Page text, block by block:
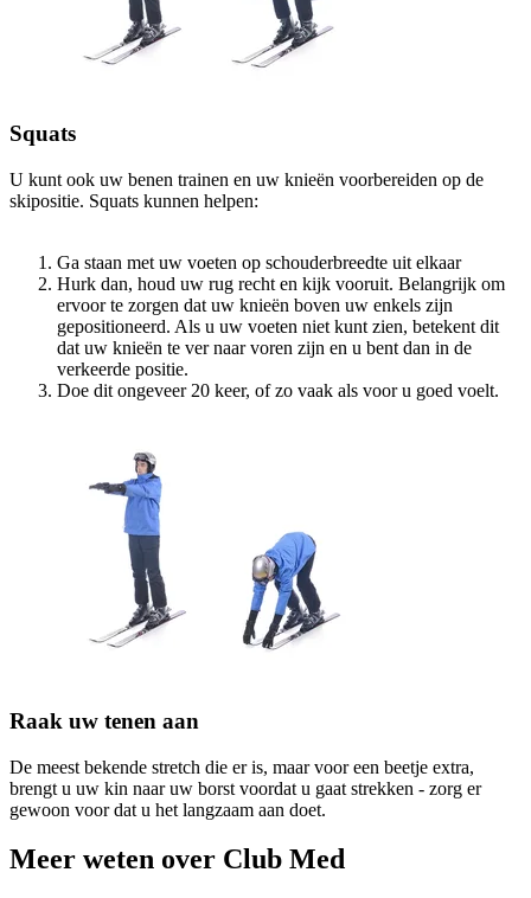
Squats
U kunt ook uw benen trainen en uw knieën voorbereiden op de
skipositie. Squats kunnen helpen:
Ga staan met uw voeten op schouderbreedte uit elkaar
Hurk dan, houd uw rug recht en kijk vooruit. Belangrijk om
ervoor te zorgen dat uw knieën boven uw enkels zijn
gepositioneerd. Als u uw voeten niet kunt zien, betekent dit
dat uw knieën te ver naar voren zijn en u bent dan in de
verkeerde positie.
Doe dit ongeveer 20 keer, of zo vaak als voor u goed voelt.
Raak uw tenen aan
De meest bekende stretch die er is, maar voor een beetje extra,
brengt u uw kin naar uw borst voordat u gaat strekken - zorg er
gewoon voor dat u het langzaam aan doet.
Meer weten over Club Med